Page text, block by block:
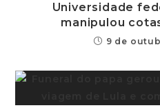
Universidade
manipulou
9 de